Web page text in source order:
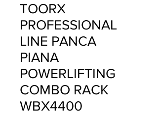
TOORX
PROFESSIONAL
LINE PANCA
PIANA
POWERLIFTING
COMBO RACK
WBX4400